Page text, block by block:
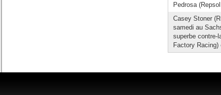
Pedrosa
Casey Stoner
samedi au
superbe contre-
Factory